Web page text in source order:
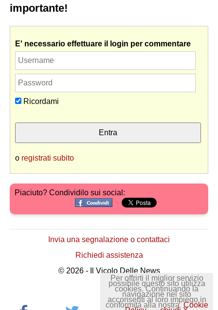
importante!
E' necessario effettuare il login per commentare
Ricordami
o registrati subito
Piaciuto? Condividilo sui social:
Invia una segnalazione o contattaci
Richiedi assistenza
© 2026 - Il Vicolo Delle News
Per offrirti il miglior servizio
possibile questo sito utilizza
cookies. Continuando la
navigazione nel sito
acconsenti al loro impiego in
conformità alla nostra Cookie